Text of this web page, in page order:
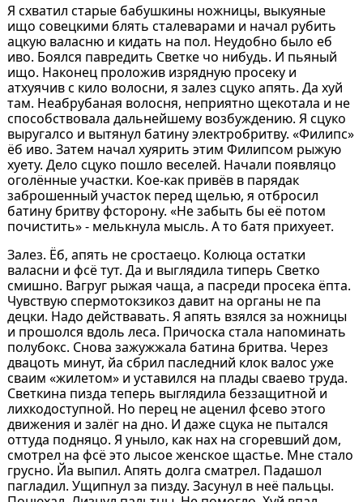
Я схватил старые бабушкины ножницы, выкуяные
ищо совецкими блять сталеварами и начал рубить
ацкую валасню и кидать на пол. Неудобно было еб
иво. Боялся павредить Светке чо нибудь. И пьяный
ищо. Наконец проложив изрядную просеку и
атхуячив с кило волосни, я залез сцуко апять. Да хуй
там. Неабрубаная волосня, неприятно щекотала и не
способствовала дальнейшему возбуждению. Я сцуко
выругалсо и вытянул батину электробритву. «Филипс»
ёб иво. Затем начал хуярить этим Филипсом рыжую
хуету. Дело сцуко пошло веселей. Начали появляцо
оголённые участки. Кое-как привёв в парядак
заброшенный участок перед щелью, я отбросил
батину бритву фсторону. «Не забыть бы её потом
почистить» - мелькнула мысль. А то батя прихуеет.
Залез. Ёб, апять не сростаецо. Колюца остатки
валасни и фсё тут. Да и выглядила типерь Светко
смишно. Вагруг рыжая чаща, а пасреди просека ёпта.
Чувствую спермотокзикоз давит на органы не па
децки. Надо действавать. Я апять взялся за ножницы
и прошолся вдоль леса. Причоска стала напоминать
полубокс. Снова зажужжала батина бритва. Через
двацоть минут, йа сбрил паследний клок валос уже
сваим «жилетом» и уставился на плады сваево труда.
Светкина пизда теперь выглядила беззащитной и
лихкодоступной. Но перец не аценил фсево этого
движения и залёг на дно. И даже сцука не пытался
оттуда подняцо. Я уныло, как нах на сгоревший дом,
смотрел на фсё это лысое женское щастье. Мне стало
грусно. Йа выпил. Апять долга сматрел. Падашол
пагладил. Ущипнул за пизду. Засунул в неё пальцы.